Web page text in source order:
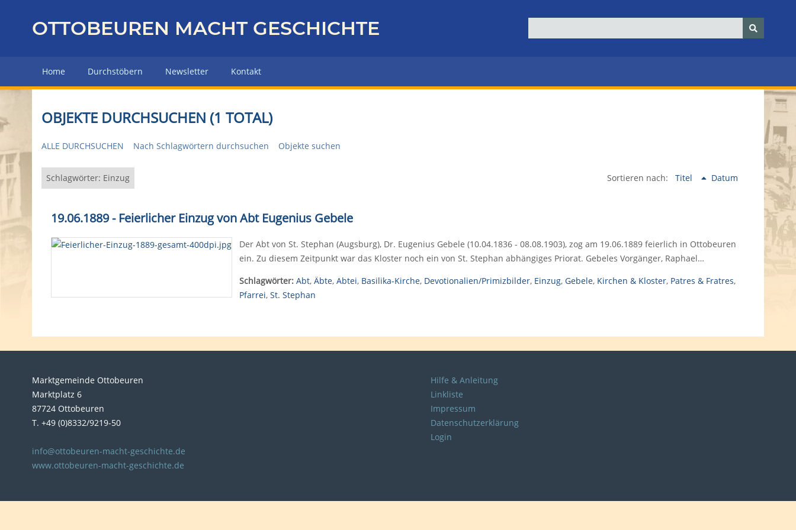
z
r
H
u
p
e
OTTOBEUREN MACHT GESCHICHTE
Home Durchstöbern Newsletter Kontakt
OBJEKTE DURCHSUCHEN (1 TOTAL)
ALLE DURCHSUCHEN Nach Schlagwörtern durchsuchen Objekte suchen
Schlagwörter: Einzug Sortieren nach: Titel Datum
19.06.1889 - Feierlicher Einzug von Abt Eugenius Gebele
Der Abt von St. Stephan (Augsburg), Dr. Eugenius Gebele (10.04.1836 - 08.08.1903), zog am 19.06.1889 feierlich in Ottobeuren
ein. Zu diesem Zeitpunkt war das Kloster noch ein von St. Stephan abhängiges Priorat. Gebeles Vorgänger, Raphael…
Schlagwörter: Abt, Äbte, Abtei, Basilika-Kirche, Devotionalien/Primizbilder, Einzug, Gebele, Kirchen & Kloster, Patres & Fratres,
Pfarrei, St. Stephan
Marktgemeinde Ottobeuren
Marktplatz 6
87724 Ottobeuren
T. +49 (0)8332/9219-50
info@ottobeuren-macht-geschichte.de
www.ottobeuren-macht-geschichte.de
Hilfe & Anleitung
Linkliste
Impressum
Datenschutzerklärung
Login